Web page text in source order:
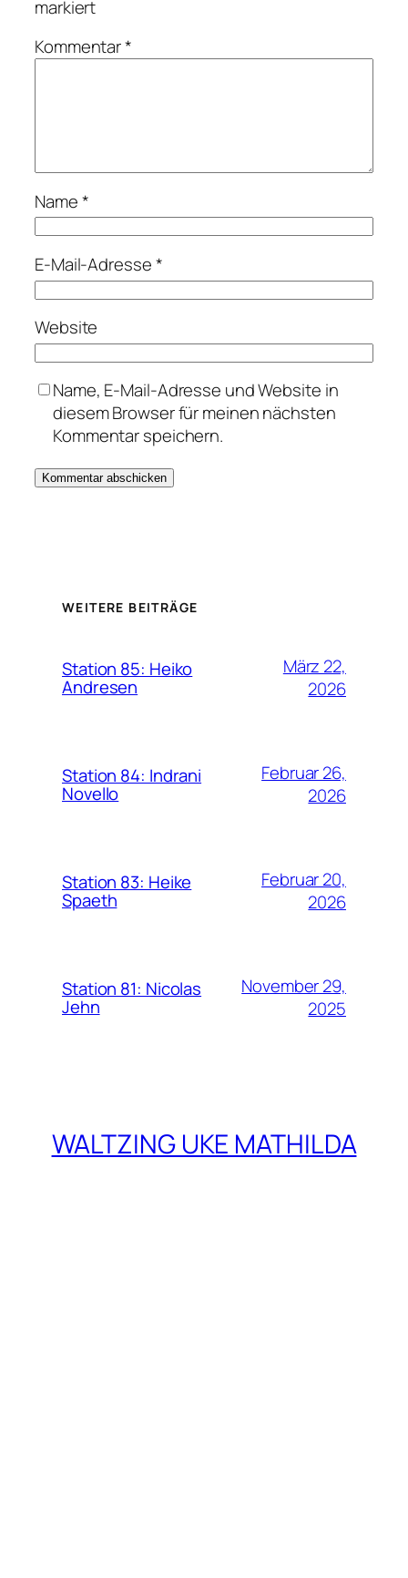
markiert
Kommentar*
Name*
E-Mail-Adresse*
Website
Name, E-Mail-Adresse und Website in
diesem Browser für meinen nächsten
Kommentar speichern.
WEITERE BEITRÄGE
Station 85: Heiko
Andresen
März 22,
2026
Station 84: Indrani
Novello
Februar 26,
2026
Station 83: Heike
Spaeth
Februar 20,
2026
Station 81: Nicolas
Jehn
November 29,
2025
WALTZING UKE MATHILDA